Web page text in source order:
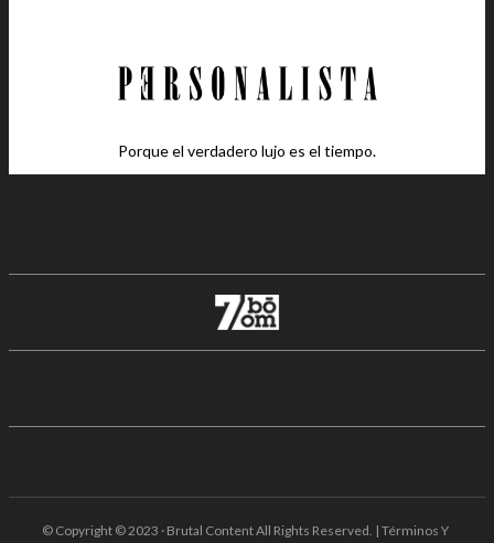
Porque el verdadero lujo es el tiempo.
© Copyright © 2023 · Brutal Content All Rights Reserved. | Términos Y